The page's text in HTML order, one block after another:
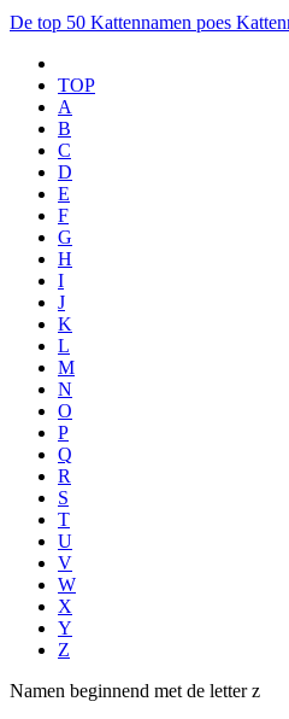
De top 50 Kattennamen poes
TOP
A
B
C
D
E
F
G
H
I
J
K
L
M
N
O
P
Q
R
S
T
U
V
W
X
Y
Z
Namen beginnend met de letter z